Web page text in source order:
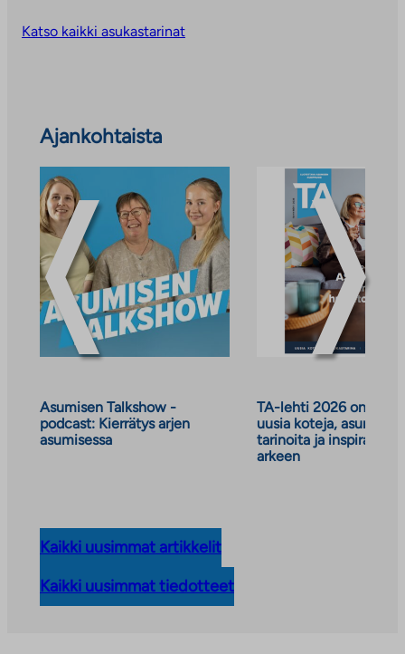
Katso kaikki asukastarinat
ajankohtaiset
ja
tiedotteet
Ajankohtaista
Asumisen Talkshow -
podcast: Kierrätys arjen
asumisessa
TA-lehti 2026 on
uusia koteja, asumisen
tarinoita ja
arkeen
Kaikki uusimmat artikkelit
Kaikki uusimmat tiedotteet